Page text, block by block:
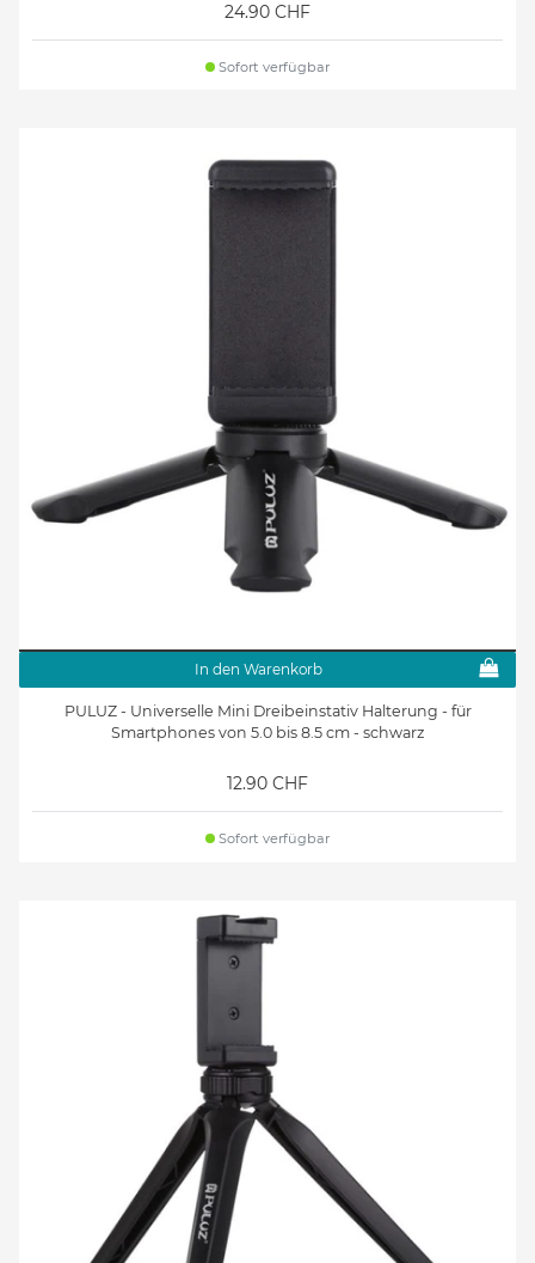
24.90 CHF
Sofort verfügbar
In den Warenkorb
PULUZ - Universelle Mini Dreibeinstativ Halterung - für
Smartphones von 5.0 bis 8.5 cm - schwarz
12.90 CHF
Sofort verfügbar